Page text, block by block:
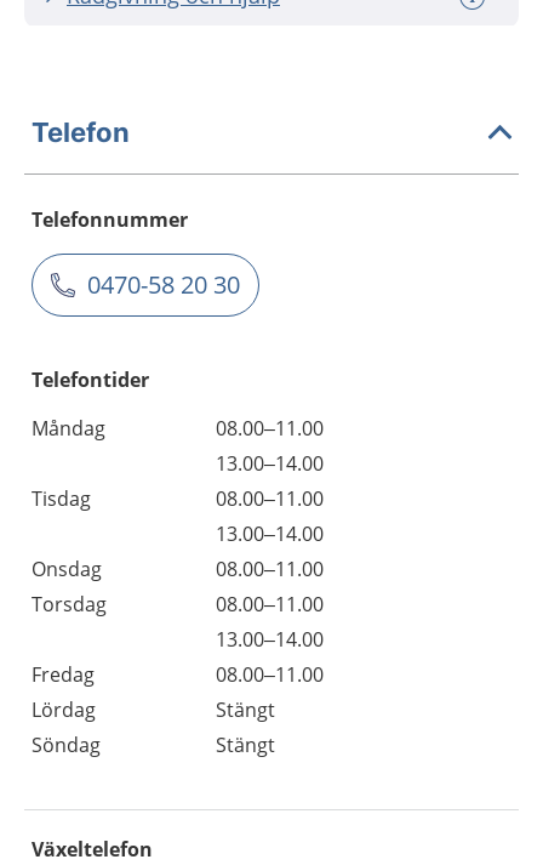
Telefon
Telefonnummer
0470-58 20 30
Telefontider
Måndag
08.00–11.00
13.00–14.00
Tisdag
08.00–11.00
13.00–14.00
Onsdag
08.00–11.00
Torsdag
08.00–11.00
13.00–14.00
Fredag
08.00–11.00
Lördag
Stängt
Söndag
Stängt
Växeltelefon